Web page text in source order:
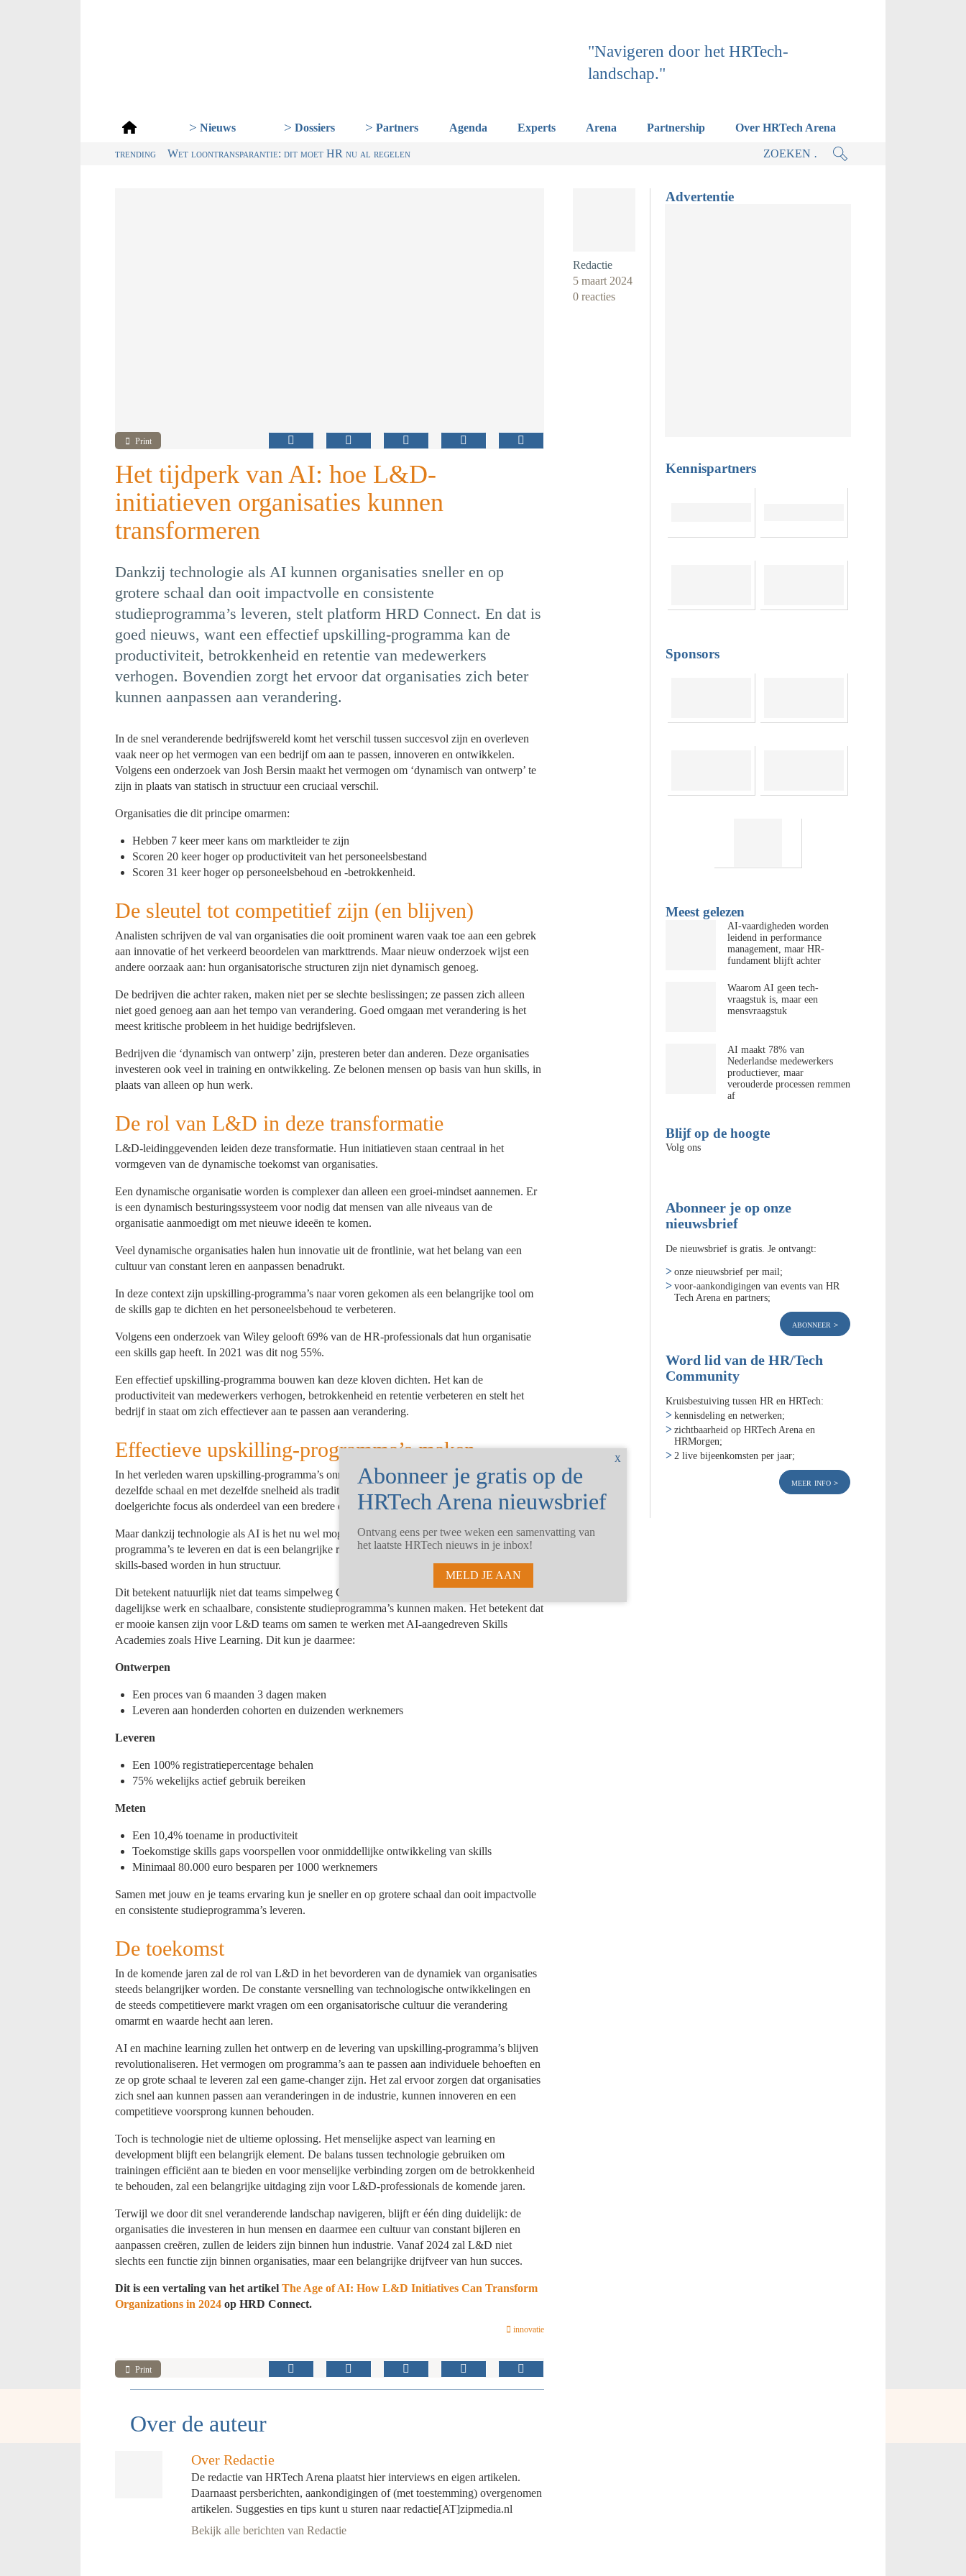
"Navigeren door het HRTech-
landschap."
Nieuws Dossiers Partners Agenda Experts Arena Partnership Over HRTech Arena
trending Digitalisering & AI cruciaal voor Talentstrategie kabinet. Skills-gerichte arbeidsmarkt onderdeel actieplan.
Wet loontransparantie: dit moet HR nu al regelen
Redactie
5 maart 2024
0 reacties
Print
Het tijdperk van AI: hoe L&D-
initiatieven organisaties kunnen
transformeren
Dankzij technologie als AI kunnen organisaties sneller en op
grotere schaal dan ooit impactvolle en consistente
studieprogramma’s leveren, stelt platform HRD Connect. En dat is
goed nieuws, want een effectief upskilling-programma kan de
productiviteit, betrokkenheid en retentie van medewerkers
verhogen. Bovendien zorgt het ervoor dat organisaties zich beter
kunnen aanpassen aan verandering.
In de snel veranderende bedrijfswereld komt het verschil tussen succesvol zijn en overleven
vaak neer op het vermogen van een bedrijf om aan te passen, innoveren en ontwikkelen.
Volgens een onderzoek van Josh Bersin maakt het vermogen om ‘dynamisch van ontwerp’ te
zijn in plaats van statisch in structuur een cruciaal verschil.
Organisaties die dit principe omarmen:
Hebben 7 keer meer kans om marktleider te zijn
Scoren 20 keer hoger op productiviteit van het personeelsbestand
Scoren 31 keer hoger op personeelsbehoud en -betrokkenheid.
De sleutel tot competitief zijn (en blijven)
Analisten schrijven de val van organisaties die ooit prominent waren vaak toe aan een gebrek
aan innovatie of het verkeerd beoordelen van markttrends. Maar nieuw onderzoek wijst een
andere oorzaak aan: hun organisatorische structuren zijn niet dynamisch genoeg.
De bedrijven die achter raken, maken niet per se slechte beslissingen; ze passen zich alleen
niet goed genoeg aan aan het tempo van verandering. Goed omgaan met verandering is het
meest kritische probleem in het huidige bedrijfsleven.
Bedrijven die ‘dynamisch van ontwerp’ zijn, presteren beter dan anderen. Deze organisaties
investeren ook veel in training en ontwikkeling. Ze belonen mensen op basis van hun skills, in
plaats van alleen op hun werk.
De rol van L&D in deze transformatie
L&D-leidinggevenden leiden deze transformatie. Hun initiatieven staan centraal in het
vormgeven van de dynamische toekomst van organisaties.
Een dynamische organisatie worden is complexer dan alleen een groei-mindset aannemen. Er
is een dynamisch besturingssysteem voor nodig dat mensen van alle niveaus van de
organisatie aanmoedigt om met nieuwe ideeën te komen.
Veel dynamische organisaties halen hun innovatie uit de frontlinie, wat het belang van een
cultuur van constant leren en aanpassen benadrukt.
In deze context zijn upskilling-programma’s naar voren gekomen als een belangrijke tool om
de skills gap te dichten en het personeelsbehoud te verbeteren.
Volgens een onderzoek van Wiley gelooft 69% van de HR-professionals dat hun organisatie
een skills gap heeft. In 2021 was dit nog 55%.
Een effectief upskilling-programma bouwen kan deze kloven dichten. Het kan de
productiviteit van medewerkers verhogen, betrokkenheid en retentie verbeteren en stelt het
bedrijf in staat om zich effectiever aan te passen aan verandering.
Effectieve upskilling-programma’s maken
In het verleden waren upskilling-programma’s onmogelijk te ontwerpen en leveren op
dezelfde schaal en met dezelfde snelheid als traditionele programma’s, door hun gedetailleerde,
doelgerichte focus als onderdeel van een bredere organisatorische context.
Maar dankzij technologie als AI is het nu wel mogelijk om snel en op grote schaal
programma’s te leveren en dat is een belangrijke reden waarom organisaties nu ineens meer
skills-based worden in hun structuur.
Dit betekent natuurlijk niet dat teams simpelweg ChatGPT kunnen gaan gebruiken tijdens hun
dagelijkse werk en schaalbare, consistente studieprogramma’s kunnen maken. Het betekent dat
er mooie kansen zijn voor L&D teams om samen te werken met AI-aangedreven Skills
Academies zoals Hive Learning. Dit kun je daarmee:
Ontwerpen
Een proces van 6 maanden 3 dagen maken
Leveren aan honderden cohorten en duizenden werknemers
Leveren
Een 100% registratiepercentage behalen
75% wekelijks actief gebruik bereiken
Meten
Een 10,4% toename in productiviteit
Toekomstige skills gaps voorspellen voor onmiddellijke ontwikkeling van skills
Minimaal 80.000 euro besparen per 1000 werknemers
Samen met jouw en je teams ervaring kun je sneller en op grotere schaal dan ooit impactvolle
en consistente studieprogramma’s leveren.
De toekomst
In de komende jaren zal de rol van L&D in het bevorderen van de dynamiek van organisaties
steeds belangrijker worden. De constante versnelling van technologische ontwikkelingen en
de steeds competitievere markt vragen om een organisatorische cultuur die verandering
omarmt en waarde hecht aan leren.
AI en machine learning zullen het ontwerp en de levering van upskilling-programma’s blijven
revolutionaliseren. Het vermogen om programma’s aan te passen aan individuele behoeften en
ze op grote schaal te leveren zal een game-changer zijn. Het zal ervoor zorgen dat organisaties
zich snel aan kunnen passen aan veranderingen in de industrie, kunnen innoveren en een
competitieve voorsprong kunnen behouden.
Toch is technologie niet de ultieme oplossing. Het menselijke aspect van learning en
development blijft een belangrijk element. De balans tussen technologie gebruiken om
trainingen efficiënt aan te bieden en voor menselijke verbinding zorgen om de betrokkenheid
te behouden, zal een belangrijke uitdaging zijn voor L&D-professionals de komende jaren.
Terwijl we door dit snel veranderende landschap navigeren, blijft er één ding duidelijk: de
organisaties die investeren in hun mensen en daarmee een cultuur van constant bijleren en
aanpassen creëren, zullen de leiders zijn binnen hun industrie. Vanaf 2024 zal L&D niet
slechts een functie zijn binnen organisaties, maar een belangrijke drijfveer van hun succes.
Dit is een vertaling van het artikel The Age of AI: How L&D Initiatives Can Transform
Organizations in 2024 op HRD Connect.
innovatie
Print
Over de auteur
Over Redactie
De redactie van HRTech Arena plaatst hier interviews en eigen artikelen.
Daarnaast persberichten, aankondigingen of (met toestemming) overgenomen
artikelen. Suggesties en tips kunt u sturen naar redactie[AT]zipmedia.nl
Bekijk alle berichten van Redactie
Advertentie
Kennispartners
Sponsors
Meest gelezen
AI-vaardigheden worden
leidend in performance
management, maar HR-
fundament blijft achter
Waarom AI geen tech-
vraagstuk is, maar een
mensvraagstuk
AI maakt 78% van
Nederlandse medewerkers
productiever, maar
verouderde processen remmen
af
Blijf op de hoogte
Volg ons
Abonneer je op onze
nieuwsbrief
De nieuwsbrief is gratis. Je ontvangt:
onze nieuwsbrief per mail;
voor-aankondigingen van events van HR
Tech Arena en partners;
abonneer
Word lid van de HR/Tech
Community
Kruisbestuiving tussen HR en HRTech:
kennisdeling en netwerken;
zichtbaarheid op HRTech Arena en
HRMorgen;
2 live bijeenkomsten per jaar;
meer info
Ontvang eens per twee weken een samenvatting van
het laatste HRTech nieuws in je inbox!
MELD JE AAN